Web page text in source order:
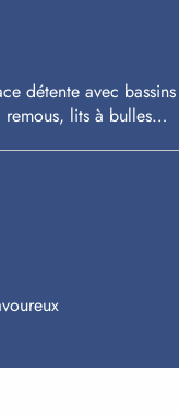
détente avec bassins
remous, lits à bulles…